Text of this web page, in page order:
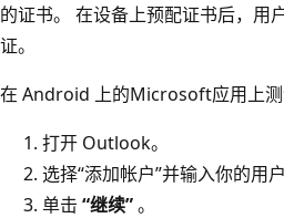
的证书。 在设备上预配证书后，用
证。
在 Android 上的Microsoft应用上测
打开 Outlook。
选择“添加帐户”并输入你的用
单击 “继续”。